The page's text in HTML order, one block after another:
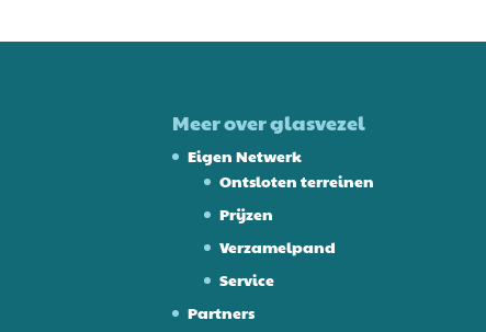
Meer over glasvezel
Eigen Netwerk
Ontsloten terreinen
Prijzen
Verzamelpand
Service
Partners